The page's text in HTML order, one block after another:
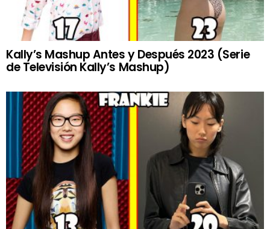
Kally’s Mashup Antes y Después 2023 (Serie
de Televisión Kally’s Mashup)